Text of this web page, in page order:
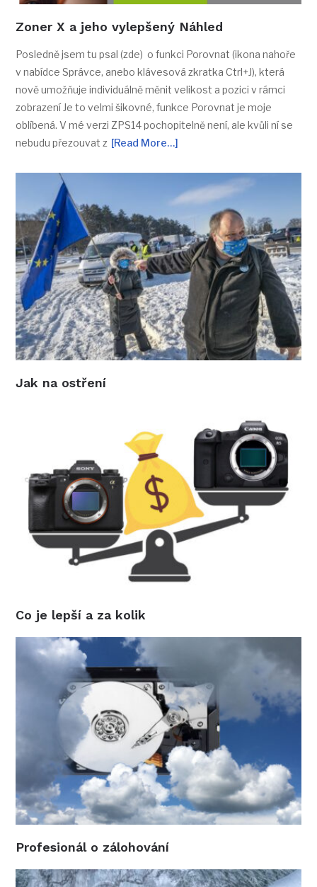
Zoner X a jeho vylepšený Náhled
Posledně jsem tu psal (zde) o funkci Porovnat (ikona nahoře
v nabídce Správce, anebo klávesová zkratka Ctrl+J), která
nově umožňuje individuálně měnit velikost a pozici v rámci
zobrazení Je to velmi šikovné, funkce Porovnat je moje
oblíbená. V mé verzi ZPS14 pochopitelně není, ale kvůli ní se
nebudu přezouvat z [Read More…]
Jak na ostření
Co je lepší a za kolik
Profesionál o zálohování